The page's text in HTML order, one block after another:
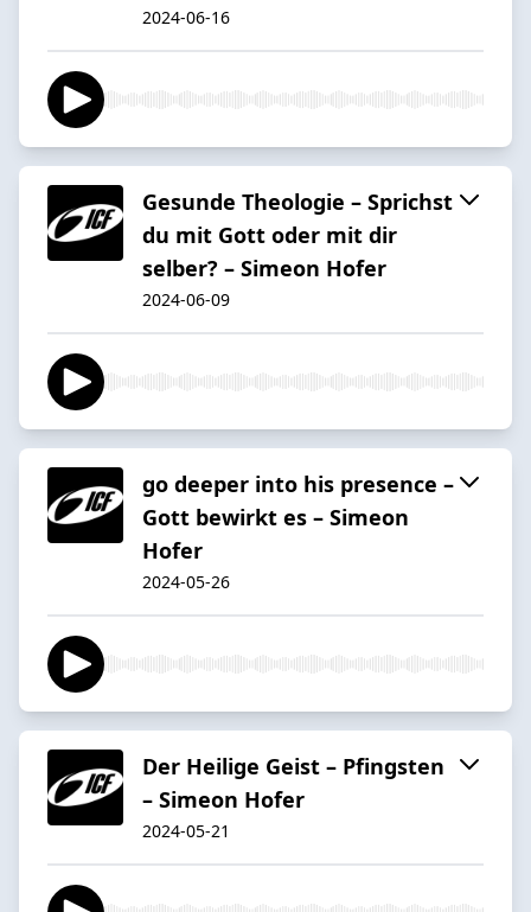
2024-06-16
Gesunde Theologie – Sprichst
du mit Gott oder mit dir
selber? – Simeon Hofer
2024-06-09
go deeper into his presence –
Gott bewirkt es – Simeon
Hofer
2024-05-26
Der Heilige Geist – Pfingsten
– Simeon Hofer
2024-05-21